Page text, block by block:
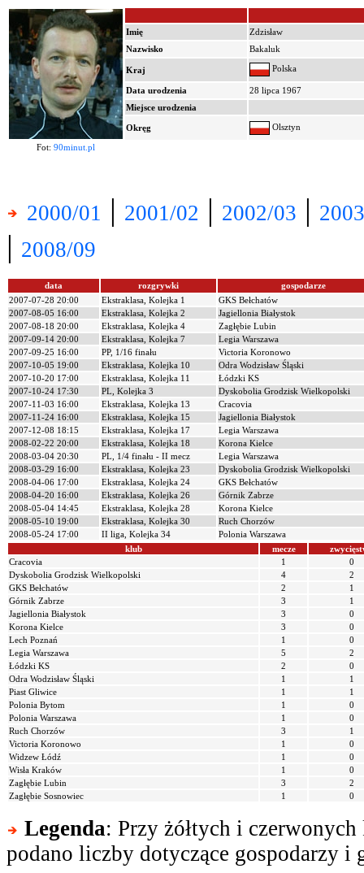
Imię
Zdzisław
Nazwisko
Bakaluk
Kraj Polska
Data urodzenia
28 lipca 1967
Miejsce urodzenia
Okręg Olsztyn
Fot: 90minut.pl
2000/01 | 2001/02 | 2002/03 |
| 2008/09
data rozgrywki
gospodarze
2007-07-28 20:00
Ekstraklasa, Kolejka 1
GKS Bełchatów
2007-08-05 16:00
Ekstraklasa, Kolejka 2
Jagiellonia Białystok
2007-08-18 20:00
Ekstraklasa, Kolejka 4
Zagłębie Lubin
2007-09-14 20:00
Ekstraklasa, Kolejka 7
Legia Warszawa
2007-09-25 16:00
PP, 1/16 finału
Victoria Koronowo
2007-10-05 19:00
Ekstraklasa, Kolejka 10
Odra Wodzisław Śląski
2007-10-20 17:00
Ekstraklasa, Kolejka 11
Łódzki KS
2007-10-24 17:30
PL, Kolejka 3
Dyskobolia Grodzisk Wielkopolski
2007-11-03 16:00
Ekstraklasa, Kolejka 13
Cracovia
2007-11-24 16:00
Ekstraklasa, Kolejka 15
Jagiellonia Białystok
2007-12-08 18:15
Ekstraklasa, Kolejka 17
Legia Warszawa
2008-02-22 20:00
Ekstraklasa, Kolejka 18
Korona Kielce
2008-03-04 20:30
PL, 1/4 finału - II mecz
Legia Warszawa
2008-03-29 16:00
Ekstraklasa, Kolejka 23
Dyskobolia Grodzisk Wielkopolski
2008-04-06 17:00
Ekstraklasa, Kolejka 24
GKS Bełchatów
2008-04-20 16:00
Ekstraklasa, Kolejka 26
Górnik Zabrze
2008-05-04 14:45
Ekstraklasa, Kolejka 28
Korona Kielce
2008-05-10 19:00
Ekstraklasa, Kolejka 30
Ruch Chorzów
2008-05-24 17:00
II liga, Kolejka 34
Polonia Warszawa
klub
mecze
Cracovia
1
0
Dyskobolia Grodzisk Wielkopolski
4
2
GKS Bełchatów
2
1
Górnik Zabrze
3
1
Jagiellonia Białystok
3
0
Korona Kielce
3
0
Lech Poznań
1
0
Legia Warszawa
5
2
Łódzki KS
2
0
Odra Wodzisław Śląski
1
1
Piast Gliwice
1
1
Polonia Bytom
1
0
Polonia Warszawa
1
0
Ruch Chorzów
3
1
Victoria Koronowo
1
0
Widzew Łódź
1
0
Wisła Kraków
1
0
Zagłębie Lubin
3
2
Zagłębie Sosnowiec
1 0
Legenda: Przy żółtych i
podano liczby dotyczące gospodarzy i